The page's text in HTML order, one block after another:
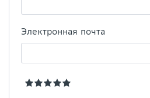
Электронная почта